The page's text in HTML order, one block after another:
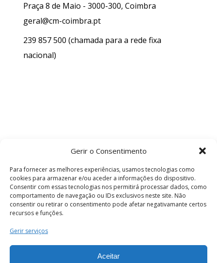
Gerir o Consentimento
Para fornecer as melhores experiências, usamos tecnologias como
cookies para armazenar e/ou aceder a informações do dispositivo.
Consentir com essas tecnologias nos permitirá processar dados, como
comportamento de navegação ou IDs exclusivos neste site. Não
consentir ou retirar o consentimento pode afetar negativamante certos
recursos e funções.
Gerir serviços
Aceitar
Praça 8 de Maio - 3000-300, Coimbra
geral@cm-coimbra.pt
239 857 500 (chamada para a rede fixa
nacional)
Termos e Condições